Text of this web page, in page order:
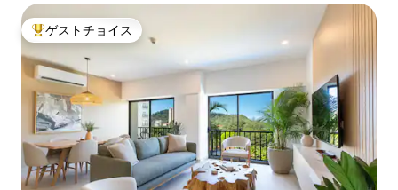
大好評のゲストチョイスです。
ゲストチョイス